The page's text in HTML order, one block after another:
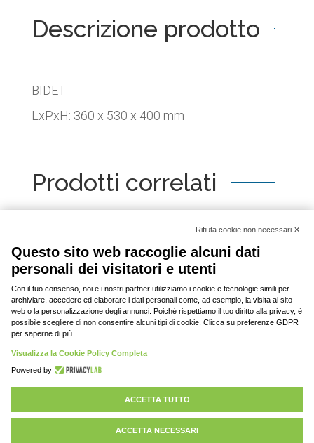
Descrizione prodotto
BIDET
LxPxH: 360 x 530 x 400 mm
Prodotti correlati
[woo_product_slider id="2798"]
IVA: 03701430369 |Privacy policy